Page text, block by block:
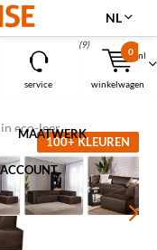
nl
service winkelwagen
0
(9)
NL
MAATWERK
eco-leer
100+ KLEUREN